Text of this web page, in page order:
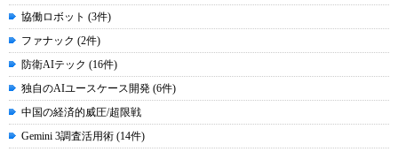
協働ロボット (3件)
ファナック (2件)
防衛AIテック (16件)
独自のAIユースケース開発 (6件)
中国の経済的威圧/超限戦
Gemini 3調査活用術 (14件)